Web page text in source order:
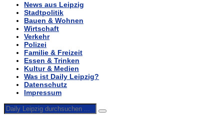
News aus Leipzig
Stadtpolitik
Bauen & Wohnen
Wirtschaft
Verkehr
Polizei
Familie & Freizeit
Essen & Trinken
Kultur & Medien
Was ist Daily Leipzig?
Datenschutz
Impressum